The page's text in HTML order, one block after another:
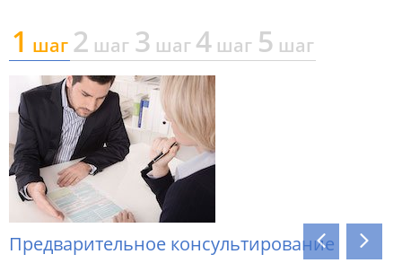
1 шаг 2 шаг 3 шаг 4 шаг 5 шаг
Предварительное консультирование